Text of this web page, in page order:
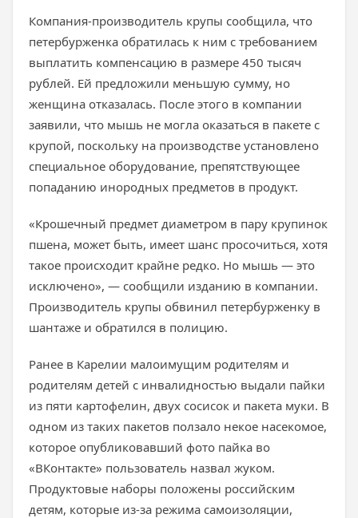
Компания-производитель крупы сообщила, что
петербурженка обратилась к ним с требованием
выплатить компенсацию в размере 450 тысяч
рублей. Ей предложили меньшую сумму, но
женщина отказалась. После этого в компании
заявили, что мышь не могла оказаться в пакете с
крупой, поскольку на производстве установлено
специальное оборудование, препятствующее
попаданию инородных предметов в продукт.
«Крошечный предмет диаметром в пару крупинок
пшена, может быть, имеет шанс просочиться, хотя
такое происходит крайне редко. Но мышь — это
исключено», — сообщили изданию в компании.
Производитель крупы обвинил петербурженку в
шантаже и обратился в полицию.
Ранее в Карелии малоимущим родителям и
родителям детей с инвалидностью выдали пайки
из пяти картофелин, двух сосисок и пакета муки. В
одном из таких пакетов ползало некое насекомое,
которое опубликовавший фото пайка во
«ВКонтакте» пользователь назвал жуком.
Продуктовые наборы положены российским
детям, которые из-за режима самоизоляции,